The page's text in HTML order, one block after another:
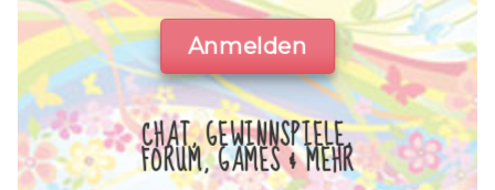
Anmelden
CHAT, GEWINNSPIELE,
FORUM, GAMES & MEHR